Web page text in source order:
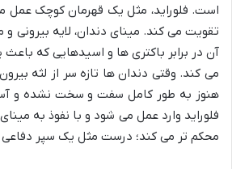
است. فلوراید، مثل یک قهرمان کوچک عمل
تقویت می کند. مینای دندان، لایه بیرونی
آن در برابر باکتری ها و اسیدهایی که
می کند. وقتی دندان ها تازه سر از لثه
هنوز به طور کامل سفت و سخت نشده و
فلوراید وارد عمل می شود و با نفوذ به
محکم تر می کند؛ درست مثل یک سپر